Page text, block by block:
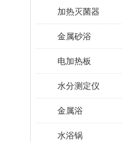
加热灭菌器
金属砂浴
电加热板
水分测定仪
金属浴
水浴锅